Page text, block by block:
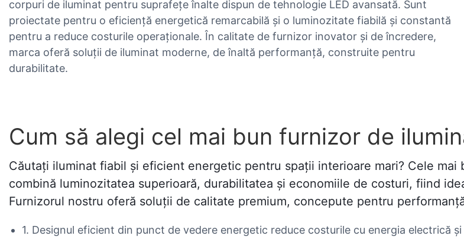
corpuri de iluminat pentru suprafețe înalte dispun de tehnologie LED avansată. Sunt
proiectate pentru o eficiență energetică remarcabilă și o luminozitate fiabilă și constantă
pentru a reduce costurile operaționale. În calitate de furnizor inovator și de încredere,
marca oferă soluții de iluminat moderne, de înaltă performanță, construite pentru
durabilitate.
Cum să alegi cel mai bun furnizor de
Căutați iluminat fiabil și eficient energetic pentru spații interioare mari? Cele
combină luminozitatea superioară, durabilitatea și economiile de costuri, fiind
Furnizorul nostru oferă soluții de calitate premium, concepute pentru
1. Designul eficient din punct de vedere energetic reduce costurile cu energia electrică